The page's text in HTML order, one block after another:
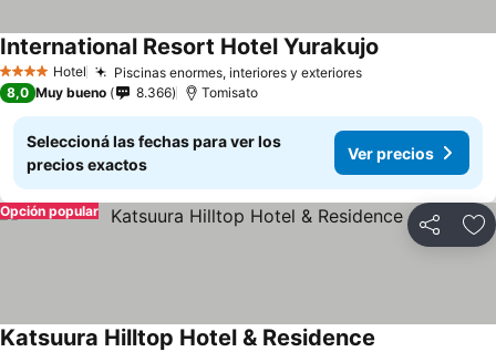
4 EstrellasHotel Piscinas enormes, interiores y exteriores
International Resort Hotel Yurakujo
8,0 Muy bueno 8.366 Tomisato
Seleccioná las fechas para ver los
precios exactos
Ver precios
Compartir
Opción popular
Katsuura Hilltop Hotel & Residence